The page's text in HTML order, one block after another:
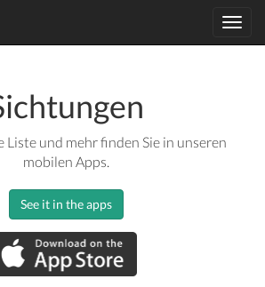
Liste und mehr finden Sie in unseren
mobilen Apps.
See it in the apps